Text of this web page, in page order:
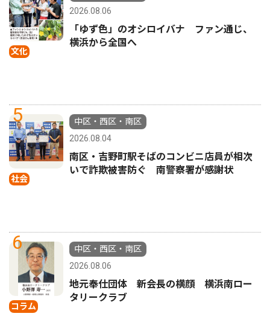
文化
2026.08.06
「ゆず色」のオシロイバナ ファン通じ、
横浜から全国へ
5
社会
中区・西区・南区
2026.08.04
南区・吉野町駅そばのコンビニ店員が相次
いで詐欺被害防ぐ 南警察署が感謝状
6
コラム
中区・西区・南区
2026.08.06
地元奉仕団体 新会長の横顔 横浜南ロー
タリークラブ